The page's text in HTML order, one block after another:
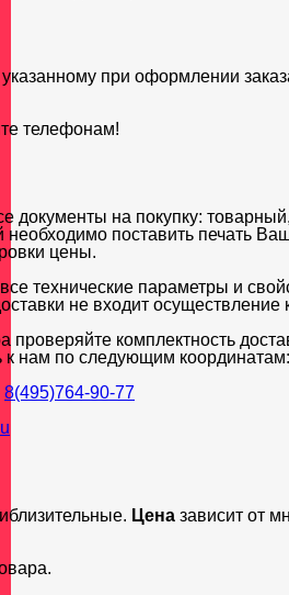
при оформлении
телефонам!
документы на покупку:
необходимо поставить печать
цены.
технические параметры и
не входит осуществление
проверяйте комплектность
к нам по следующим координатам:
8(495)764-90-77
Цена зависит от